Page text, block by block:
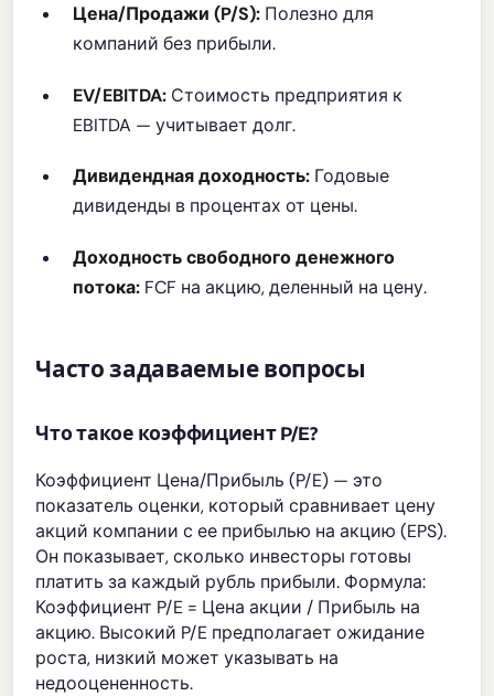
Цена/Продажи (P/S): Полезно для
компаний без прибыли.
EV/EBITDA: Стоимость предприятия к
EBITDA — учитывает долг.
Дивидендная доходность: Годовые
дивиденды в процентах от цены.
Доходность свободного денежного
потока: FCF на акцию, деленный на цену.
Часто задаваемые вопросы
Что такое коэффициент P/E?
Коэффициент Цена/Прибыль (P/E) — это
показатель оценки, который сравнивает цену
акций компании с ее прибылью на акцию (EPS).
Он показывает, сколько инвесторы готовы
платить за каждый рубль прибыли. Формула:
Коэффициент P/E = Цена акции / Прибыль на
акцию. Высокий P/E предполагает ожидание
роста, низкий может указывать на
недооцененность.